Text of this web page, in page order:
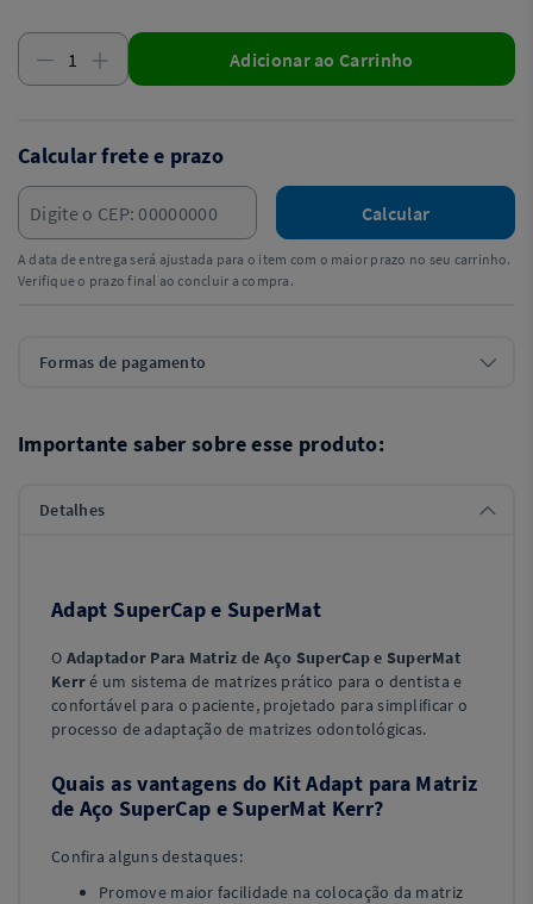
Adicionar ao Carrinho
Calcular frete e prazo
Calcular
A data de entrega será ajustada para o item com o maior prazo no seu carrinho.
Verifique o prazo final ao concluir a compra.
Formas de pagamento
Importante saber sobre esse produto:
Detalhes
Adapt SuperCap e SuperMat
O Adaptador Para Matriz de Aço SuperCap e SuperMat
Kerré um sistema de matrizes prático para o dentista e
confortável para o paciente, projetado para simplificar o
processo de adaptação de matrizes odontológicas.
Quais as vantagens do Kit Adapt para Matriz
de Aço SuperCap e SuperMat Kerr?
Confira alguns destaques:
Promove maior facilidade na colocação da matriz